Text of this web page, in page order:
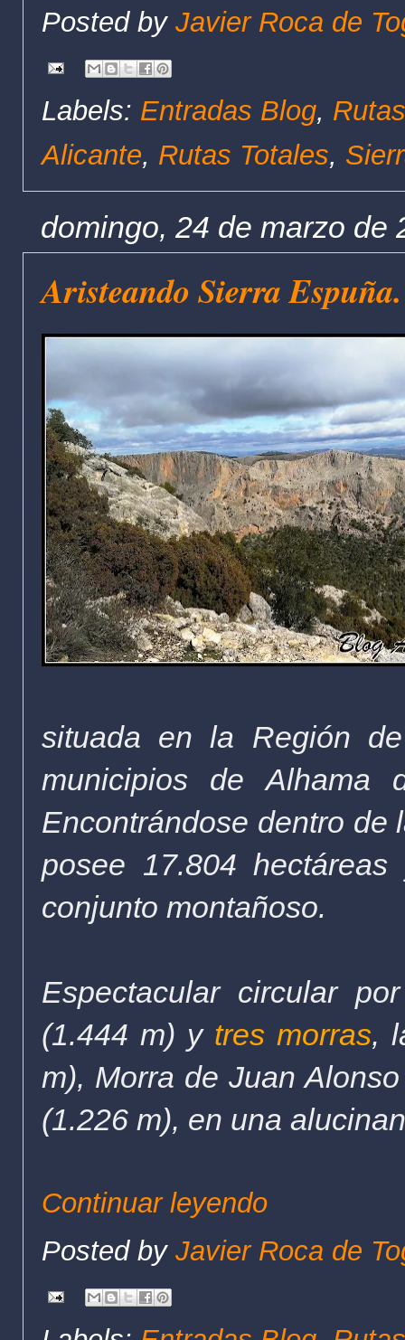
Posted by Javier Roca de
Labels: Entradas Blog,
Alicante, Rutas Totales,
domingo, 24 de marzo de
Aristeando Sierra
situada en la Región
municipios de Alhama
Encontrándose dentro de
posee 17.804
conjunto montañoso.
Espectacular circular
(1.444 m) y tres morras,
m), Morra de Juan
(1.226 m), en una
Continuar leyendo
Posted by Javier Roca de